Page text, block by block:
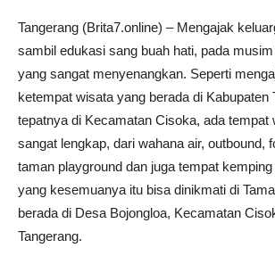
Tangerang (Brita7.online) – Mengajak
sambil edukasi sang buah hati, pada
yang sangat menyenangkan. Seperti
ketempat wisata yang berada di Kabupaten
tepatnya di Kecamatan Cisoka, ada tempat
sangat lengkap, dari wahana air, outbound,
taman playground dan juga tempat
yang kesemuanya itu bisa dinikmati di
berada di Desa Bojongloa, Kecamatan
Tangerang.